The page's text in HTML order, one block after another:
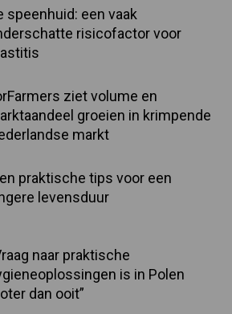
speenhuid: een vaak
risicofactor voor
ziet volume en
groeien in krimpende
markt
praktische tips voor een
levensduur
naar praktische
is in Polen
dan ooit”